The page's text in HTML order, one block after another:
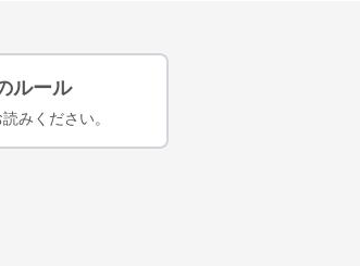
ルール
みください。